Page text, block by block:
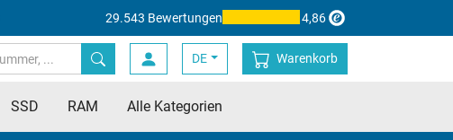
29.543 Bewertungen 4,86
DE Warenkorb
SSD RAM Alle Kategorien